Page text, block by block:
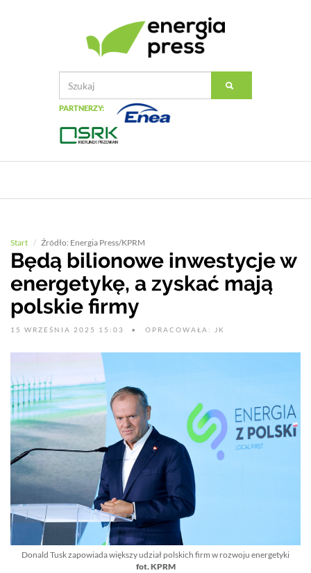
PARTNERZY:
Start Źródło: Energia Press/KPRM
Będą bilionowe inwestycje w
energetykę, a zyskać mają
polskie firmy
15 WRZEŚNIA 2025 15:03 OPRACOWAŁA: JK
Donald Tusk zapowiada większy udział polskich firm w rozwoju energetyki
fot. KPRM